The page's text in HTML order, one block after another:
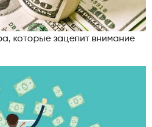
которые зацепит внимание